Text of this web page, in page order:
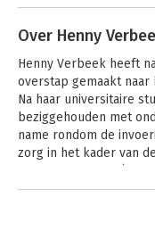
Maatschappelijke
gezondheidszorg
Over Henny
Henny Verbeek heeft
overstap gemaakt
Na haar universitaire
beziggehouden met
name rondom de
zorg in het kader van
handboeken. Op dit